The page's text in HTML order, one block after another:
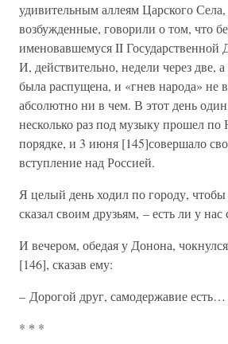
удивительным аллеям Царского
возбужденные, говорили о том, что
именовавшемуся II Государственной
И, действительно, недели через две,
была распущена, и «гнев народа» не
абсолютно ни в чем. В этот день
несколько раз под музыку прошел
порядке, и 3 июня [145]совершало
вступление над Россией.
Я целый день ходил по городу, чтобы
сказал своим друзьям, – есть ли у
И вечером, обедая у Донона,
[146], сказав ему:
– Дорогой друг, самодержавие есть…
* * *